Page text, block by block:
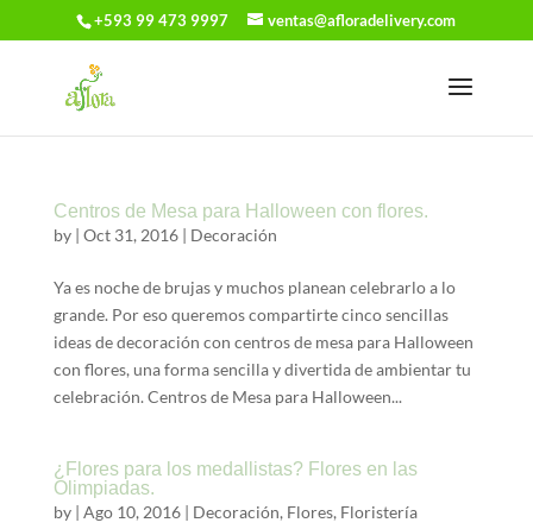
+593 99 473 9997 ventas@afloradelivery.com
Centros de Mesa para Halloween con flores.
by | Oct 31, 2016| Decoración
Ya es noche de brujas y muchos planean celebrarlo a lo
grande. Por eso queremos compartirte cinco sencillas
ideas de decoración con centros de mesa para Halloween
con flores, una forma sencilla y divertida de ambientar tu
celebración. Centros de Mesa para Halloween...
¿Flores para los medallistas? Flores en las
Olimpiadas.
by | Ago 10, 2016| Decoración, Flores, Floristería